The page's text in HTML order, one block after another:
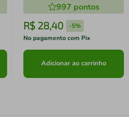
997 pontos
R$ 28,40 -5%
No pagamento com Pix
Adicionar ao carrinho